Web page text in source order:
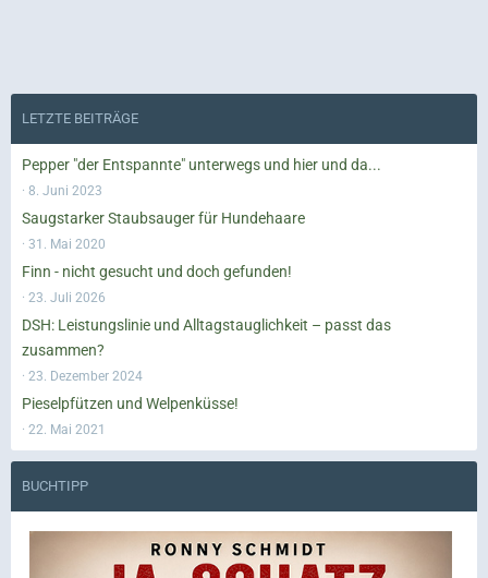
LETZTE BEITRÄGE
Pepper "der Entspannte" unterwegs und hier und da...
8. Juni 2023
Saugstarker Staubsauger für Hundehaare
31. Mai 2020
Finn - nicht gesucht und doch gefunden!
23. Juli 2026
DSH: Leistungslinie und Alltagstauglichkeit – passt das
zusammen?
23. Dezember 2024
Pieselpfützen und Welpenküsse!
22. Mai 2021
BUCHTIPP